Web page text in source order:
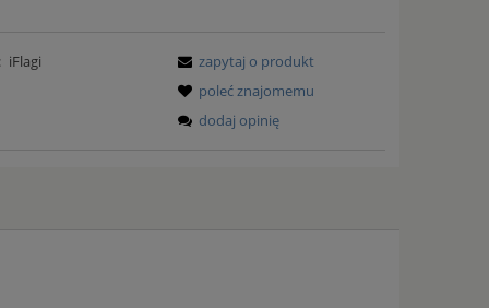
iFlagi
zapytaj o produkt
poleć znajomemu
dodaj opinię